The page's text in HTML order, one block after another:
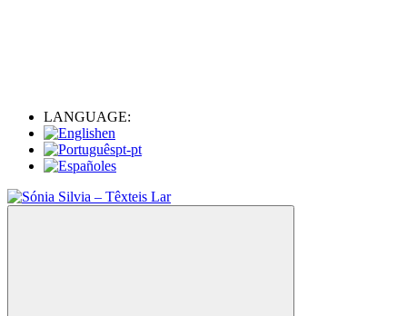
LANGUAGE:
en
pt-pt
es